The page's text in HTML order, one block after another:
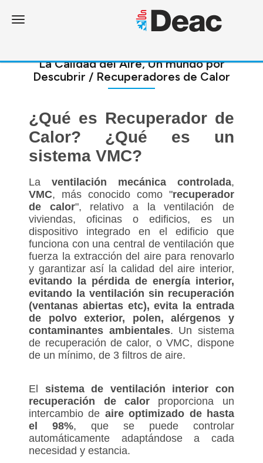
Toggle navigation
La Calidad del Aire, Un mundo por
Descubrir / Recuperadores de Calor
¿Qué es Recuperador de
Calor? ¿Qué es un
sistema VMC?
Laventilación mecánica controlada,
VMC, más conocido como "recuperador
de calor", relativo a la ventilación de
viviendas, oficinas o edificios, es un
dispositivo integrado en el edificio que
funciona con una central de ventilación que
fuerza la extracción del aire para renovarlo
y garantizar así la calidad del aire interior,
evitando la pérdida de energía interior,
evitando la ventilación sin recuperación
(ventanas abiertas etc), evita la entrada
de polvo exterior, polen, alérgenos y
contaminantes ambientales. Un sistema
de recuperación de calor, o VMC, dispone
de un mínimo, de 3 filtros de aire.
El sistema de ventilación interior con
recuperación de calor proporciona un
intercambio de aire optimizado de hasta
el 98%, que se puede controlar
automáticamente adaptándose a cada
necesidad y estancia.